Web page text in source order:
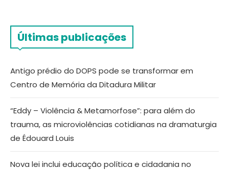
Últimas publicações
Antigo prédio do DOPS pode se transformar em
Centro de Memória da Ditadura Militar
“Eddy – Violência & Metamorfose”: para além do
trauma, as microviolências cotidianas na dramaturgia
de Édouard Louis
Nova lei inclui educação política e cidadania no